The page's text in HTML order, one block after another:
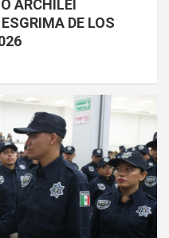
ARCHILEI
DE LOS